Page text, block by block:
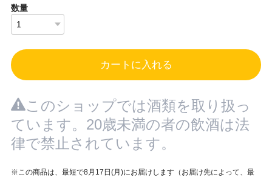
数量
カートに入れる
このショップでは酒類を取り扱っ
ています。20歳未満の者の飲酒は法
律で禁止されています。
※この商品は、最短で8月17日(月)にお届けします（お届け先によって、最